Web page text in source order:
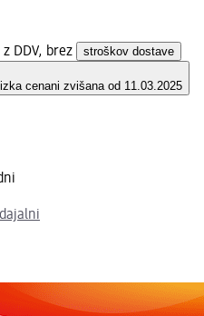
DDV, brez stroškov dostave
cenani zvišana od 11.03.2025